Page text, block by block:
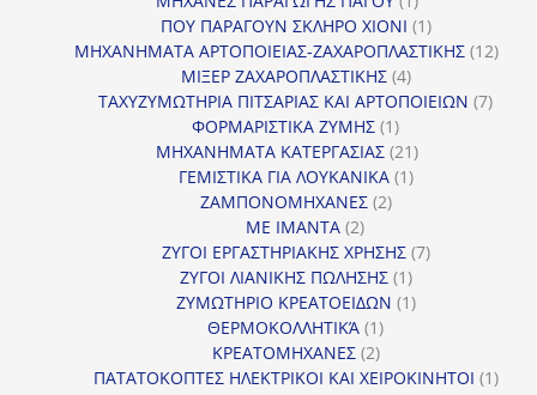
προϊόν
ΠΟΥ ΠΑΡΑΓΟΥΝ ΣΚΛΗΡΟ ΧΙΟΝΙ 11
προϊόν
ΜΗΧΑΝΗΜΑΤΑ ΑΡΤΟΠΟΙΕΙΑΣ-ΖΑΧΑΡΟΠΛΑΣΤΙΚΗΣ 1212
ΜΙΞΕΡ ΖΑΧΑΡΟΠΛΑΣΤΙΚΗΣ 44
προϊόντα
ΤΑΧΥΖΥΜΩΤΗΡΙΑ ΠΙΤΣΑΡΙΑΣ ΚΑΙ ΑΡΤΟΠΟΙΕΙΩΝ 77
ΦΟΡΜΑΡΙΣΤΙΚΑ ΖΥΜΗΣ 11
προϊόν
ΜΗΧΑΝΗΜΑΤΑ ΚΑΤΕΡΓΑΣΙΑΣ 2121
προϊόντα
ΓΕΜΙΣΤΙΚΑ ΓΙΑ ΛΟΥΚΑΝΙΚΑ 11
ΖΑΜΠΟΝΟΜΗΧΑΝΕΣ 22
ΜΕ ΙΜΑΝΤΑ 22
προϊόντα
ΖΥΓΟΙ ΕΡΓΑΣΤΗΡΙΑΚΗΣ ΧΡΗΣΗΣ 77
ΖΥΓΟΙ ΛΙΑΝΙΚΗΣ ΠΩΛΗΣΗΣ 11
προϊόν
ΖΥΜΩΤΗΡΙΟ ΚΡΕΑΤΟΕΙΔΩΝ 11
ΘΕΡΜΟΚΟΛΛΗΤΙΚΆ 11
προϊόν
ΚΡΕΑΤΟΜΗΧΑΝΕΣ 22
προϊόντα
ΠΑΤΑΤΟΚΟΠΤΕΣ ΗΛΕΚΤΡΙΚΟΙ ΚΑΙ ΧΕΙΡΟΚΙΝΗΤΟΙ 11